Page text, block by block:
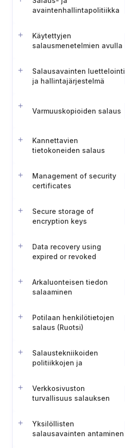
avaintenhallintapolitiikka
Käytettyjen
salausmenetelmien avulla
Salausavainten luettelointi
ja hallintajärjestelmä
Varmuuskopioiden salaus
Kannettavien
tietokoneiden salaus
Management of security
certificates
Secure storage of
encryption keys
Data recovery using
expired or revoked
Arkaluonteisen tiedon
salaaminen
Potilaan henkilötietojen
salaus (Ruotsi)
Salaustekniikoiden
politiikkojen ja
Verkkosivuston
turvallisuus salauksen
Yksilöllisten
salausavainten antaminen